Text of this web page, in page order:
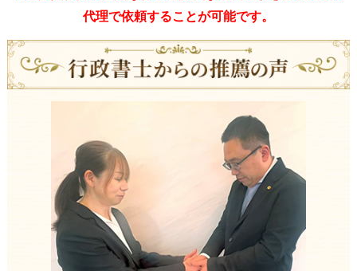
代理で依頼することが可能です。